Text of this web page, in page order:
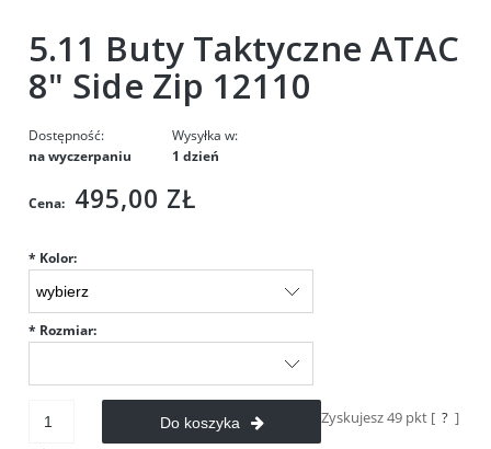
5.11 Buty Taktyczne ATAC
8" Side Zip 12110
Dostępność:
na wyczerpaniu
Wysyłka w:
1 dzień
Cena: 495,00 ZŁ
* Kolor:
* Rozmiar:
Do koszyka Zyskujesz49 pkt [ ? ]